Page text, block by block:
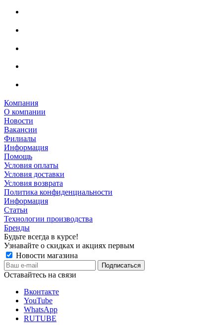
Компания
О компании
Новости
Вакансии
Филиалы
Информация
Помощь
Условия оплаты
Условия доставки
Условия возврата
Политика конфиденциальности
Информация
Статьи
Технологии производства
Бренды
Будьте всегда в курсе!
Узнавайте о скидках и акциях первым
Новости магазина
Оставайтесь на связи
Вконтакте
YouTube
WhatsApp
RUTUBE